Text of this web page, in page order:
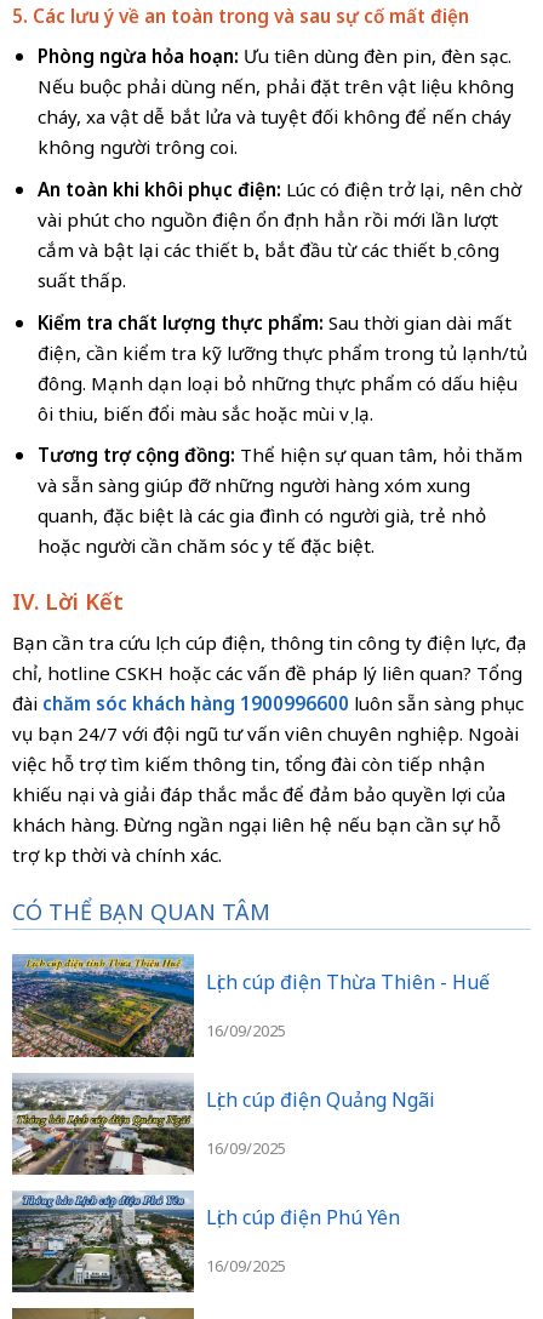
5. Các lưu ý về an toàn trong và sau sự cố mất điện
Phòng ngừa hỏa hoạn: Ưu tiên dùng đèn pin, đèn sạc.
Nếu buộc phải dùng nến, phải đặt trên vật liệu không
cháy, xa vật dễ bắt lửa và tuyệt đối không để nến cháy
không người trông coi.
An toàn khi khôi phục điện: Lúc có điện trở lại, nên chờ
vài phút cho nguồn điện ổn định hẳn rồi mới lần lượt
cắm và bật lại các thiết bị, bắt đầu từ các thiết bị công
suất thấp.
Kiểm tra chất lượng thực phẩm: Sau thời gian dài mất
điện, cần kiểm tra kỹ lưỡng thực phẩm trong tủ lạnh/tủ
đông. Mạnh dạn loại bỏ những thực phẩm có dấu hiệu
ôi thiu, biến đổi màu sắc hoặc mùi vị lạ.
Tương trợ cộng đồng: Thể hiện sự quan tâm, hỏi thăm
và sẵn sàng giúp đỡ những người hàng xóm xung
quanh, đặc biệt là các gia đình có người già, trẻ nhỏ
hoặc người cần chăm sóc y tế đặc biệt.
IV. Lời Kết
Bạn cần tra cứu lịch cúp điện, thông tin công ty điện lực, địa
chỉ, hotline CSKH hoặc các vấn đề pháp lý liên quan? Tổng
đài chăm sóc khách hàng 1900996600 luôn sẵn sàng phục
vụ bạn 24/7 với đội ngũ tư vấn viên chuyên nghiệp. Ngoài
việc hỗ trợ tìm kiếm thông tin, tổng đài còn tiếp nhận
khiếu nại và giải đáp thắc mắc để đảm bảo quyền lợi của
khách hàng. Đừng ngần ngại liên hệ nếu bạn cần sự hỗ
trợ kịp thời và chính xác.
CÓ THỂ BẠN QUAN TÂM
Lịch cúp điện Thừa Thiên - Huế
16/09/2025
Lịch cúp điện Quảng Ngãi
16/09/2025
Lịch cúp điện Phú Yên
16/09/2025